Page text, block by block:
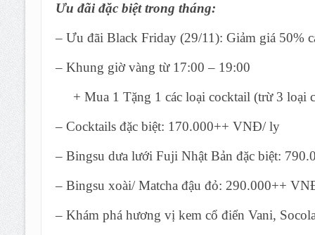
Ưu đãi đặc biệt trong tháng:
– Ưu đãi Black Friday (29/11): Giảm giá 50%
– Khung giờ vàng từ 17:00 – 19:00
+ Mua 1 Tặng 1 các loại cocktail (trừ 3 loại
– Cocktails đặc biệt: 170.000++ VNĐ/ ly
– Bingsu dưa lưới Fuji Nhật Bản đặc biệt:
– Bingsu xoài/ Matcha đậu đỏ: 290.000++
– Khám phá hương vị kem cổ điển Vani,